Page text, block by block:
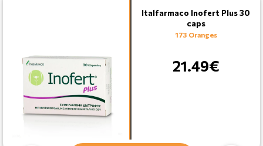
Italfarmaco Inofert Plus 30
caps
173 Oranges
21.49€